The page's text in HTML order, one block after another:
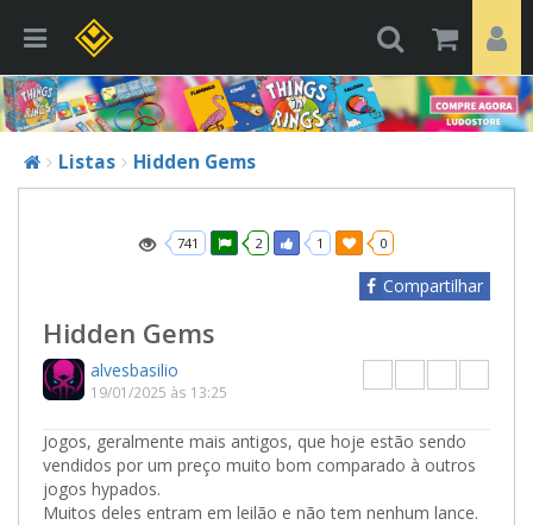
Listas Hidden Gems
741 2 1 0
Compartilhar
Hidden Gems
alvesbasilio
19/01/2025 às 13:25
Jogos, geralmente mais antigos, que hoje estão sendo
vendidos por um preço muito bom comparado à outros
jogos hypados.
Muitos deles entram em leilão e não tem nenhum lance.